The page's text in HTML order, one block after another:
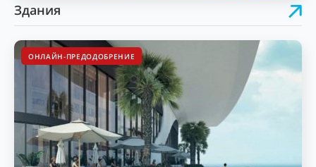
Здания
ОНЛАЙН-ПРЕДОДОБРЕНИЕ